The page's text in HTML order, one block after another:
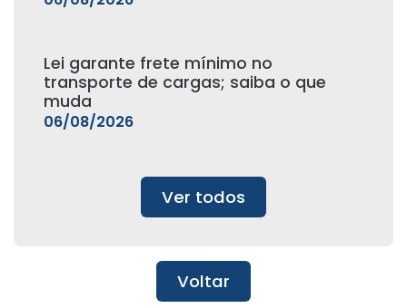
Lei garante frete mínimo no
transporte de cargas; saiba o que
muda
06/08/2026
Ver todos
Voltar